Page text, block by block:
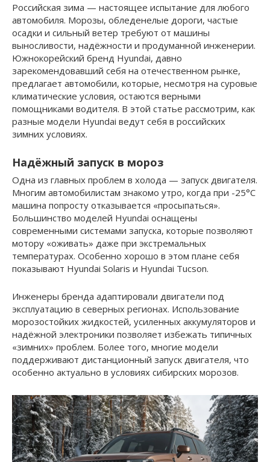
Российская зима — настоящее испытание для любого
автомобиля. Морозы, обледенелые дороги, частые
осадки и сильный ветер требуют от машины
выносливости, надёжности и продуманной инженерии.
Южнокорейский бренд Hyundai, давно
зарекомендовавший себя на отечественном рынке,
предлагает автомобили, которые, несмотря на суровые
климатические условия, остаются верными
помощниками водителя. В этой статье рассмотрим, как
разные модели Hyundai ведут себя в российских
зимних условиях.
Надёжный запуск в мороз
Одна из главных проблем в холода — запуск двигателя.
Многим автомобилистам знакомо утро, когда при -25°C
машина попросту отказывается «просыпаться».
Большинство моделей Hyundai оснащены
современными системами запуска, которые позволяют
мотору «оживать» даже при экстремальных
температурах. Особенно хорошо в этом плане себя
показывают Hyundai Solaris и Hyundai Tucson.
Инженеры бренда адаптировали двигатели под
эксплуатацию в северных регионах. Использование
морозостойких жидкостей, усиленных аккумуляторов и
надёжной электроники позволяет избежать типичных
«зимних» проблем. Более того, многие модели
поддерживают дистанционный запуск двигателя, что
особенно актуально в условиях сибирских морозов.